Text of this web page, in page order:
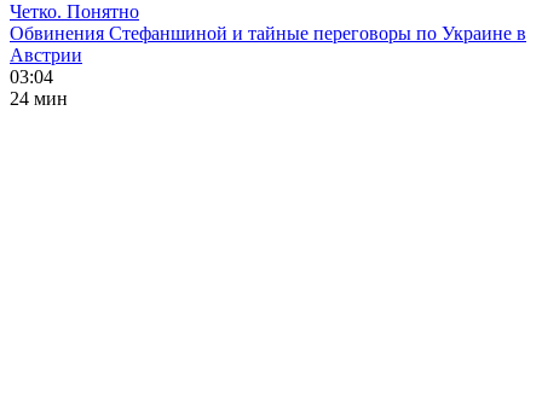
Четко. Понятно
Обвинения Стефаншиной и тайные переговоры по Украине в
Австрии
03:04
24 мин